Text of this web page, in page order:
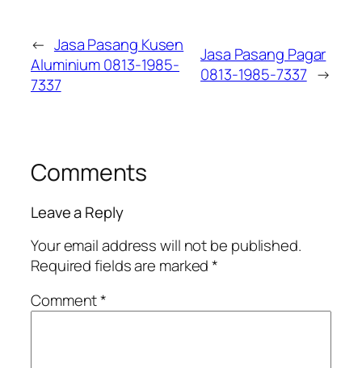
← Jasa Pasang Kusen
Aluminium 0813-1985-
7337
Jasa Pasang Pagar
0813-1985-7337 →
Comments
Leave a Reply
Your email address will not be published.
Required fields are marked*
Comment*